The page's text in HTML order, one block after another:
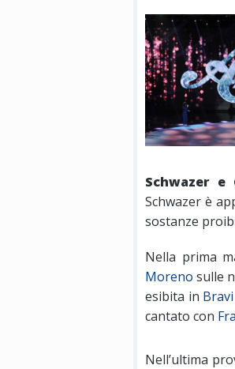
Schwazer e
Schwazer è
sostanze
Nella prima
Moreno sulle
esibita in
cantato con
Nell’ultima